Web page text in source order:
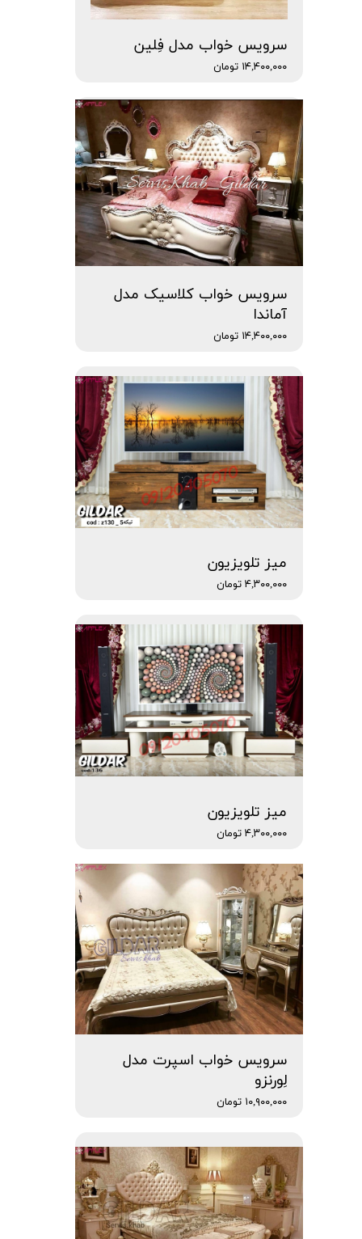
سرویس خواب مدل فِلین
۱۴,۴۰۰,۰۰۰ تومان
سرویس خواب کلاسیک مدل
آماندا
۱۴,۴۰۰,۰۰۰ تومان
میز تلویزیون
۴,۳۰۰,۰۰۰ تومان
میز تلویزیون
۴,۳۰۰,۰۰۰ تومان
سرویس خواب اسپرت مدل
لِورنزو
۱۰,۹۰۰,۰۰۰ تومان